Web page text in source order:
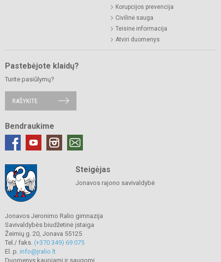
Korupcijos prevencija
Civilinė sauga
Teisinė informacija
Atviri duomenys
Pastebėjote klaidų?
Turite pasiūlymų?
RAŠYKITE
Bendraukime
Steigėjas
Jonavos rajono savivaldybė
Jonavos Jeronimo Ralio gimnazija
Savivaldybės biudžetinė įstaiga
Žeimių g. 20, Jonava 55125
Tel./ faks. (+370 349) 69 075
El. p. info@jralio.lt
Duomenys kaupiami ir saugomi